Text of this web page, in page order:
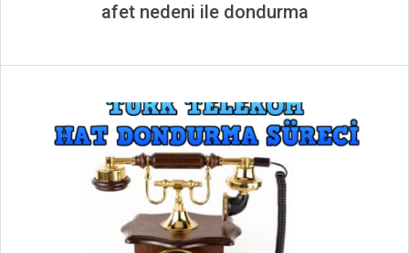
afet nedeni ile dondurma